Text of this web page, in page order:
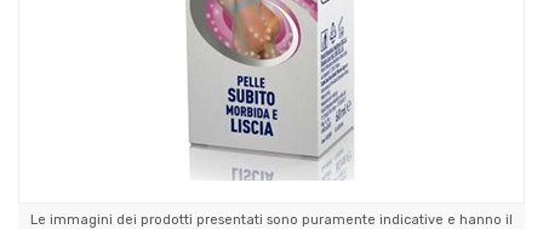
Le immagini dei prodotti presentati sono puramente indicative e hanno il